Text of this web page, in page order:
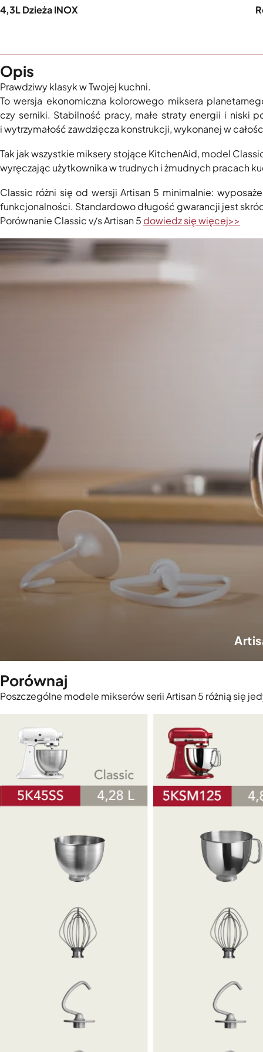
4,3L Dzieża INOX
Opis
Prawdziwy klasyk w Twojej kuchni.
To wersja ekonomiczna kolorowego miksera
czy serniki. Stabilność pracy, małe straty energii i niski
i wytrzymałość zawdzięcza konstrukcji, wykonanej w
Tak jak wszystkie miksery stojące KitchenAid, model
wyręczając użytkownika w trudnych i żmudnych pracach
Classic różni się od wersji Artisan 5 minimalnie:
funkcjonalności. Standardowo długość gwarancji jest
Porównanie Classic v/s Artisan 5 dowiedz się więcej>>
Porównaj
Poszczególne modele mikserów serii Artisan 5 różnią się